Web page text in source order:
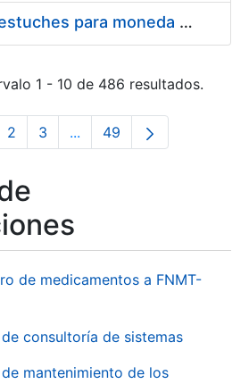
Suministro de estuches para moneda de 30 €
1 - 10 de 486 resultados.
Página
2 Página
3 ...Páginas intermedias Use
Página
49
de medicamentos a FNMT-
consultoría de sistemas
mantenimiento de los